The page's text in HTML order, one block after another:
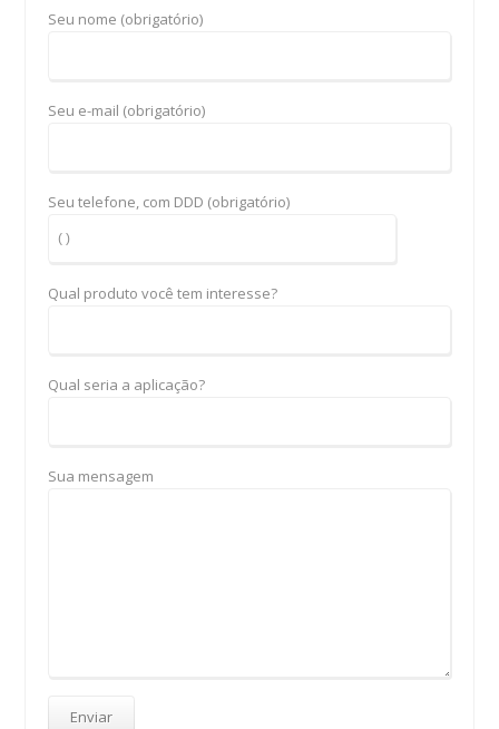
Seu nome (obrigatório)
Seu e-mail (obrigatório)
Seu telefone, com DDD (obrigatório)
Qual produto você tem interesse?
Qual seria a aplicação?
Sua mensagem